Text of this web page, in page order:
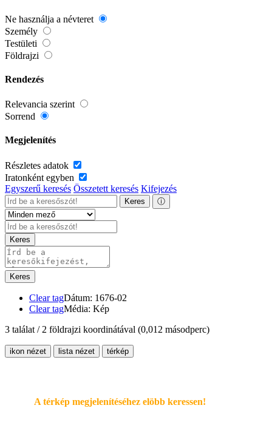
Ne használja a névteret
Személy
Testületi
Földrajzi
Rendezés
Relevancia szerint
Sorrend
Megjelenítés
Részletes adatok
Iratonként egyben
Egyszerű keresés Összetett keresés Kifejezés
Keres ⓘ
Keres
Keres
Clear tagDátum: 1676-02
Clear tagMédia: Kép
3 találat / 2 földrajzi koordinátával (0,012 másodperc)
ikon nézet lista nézet térkép
A térkép megjelenítéséhez elöbb keressen!